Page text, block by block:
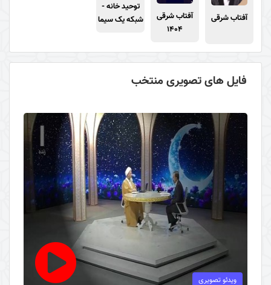
آفتاب شرقی
آفتاب شرقی
1404
توحید خانه -
شبکه یک سیما
فایل های تصویری منتخب
ویدئو تصویری